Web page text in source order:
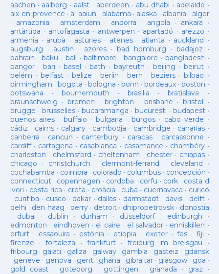
aachen · aalborg · aalst · aberdeen · abu dhabi · adelaide ·
aix-en-provence · al-aaiun · alabama · alaska · albania · alger
· amazonia · amsterdam · andorra · angola · ankara ·
antàrtida · antofagasta · antwerpen · apartadó · arezzo ·
armenia · aruba · asturies· atenes· atlanta · auckland ·
augsburg · austin · azores·bad homburg ·badajoz ·
bahrain ·baku · bali ·baltimore ·bangalore · bangladesh ·
bangor· bari ·basel ·bath · bayreuth ·beijing ·beirut ·
belém · belfast· belize · berlin ·bern ·beziers ·bilbao ·
birmingham · bogota · bologna ·bonn ·bordeaux ·boston ·
botswana · bournemouth ·brasilia ·bratislava ·
braunschweig · bremen ·brighton · brisbane · bristol ·
brugge · brusselles· bucaramanga · bucuresti · budapest·
buenos aires· buffalo · bulgaria · burgos· cabo verde ·
cádiz · cairns· calgary · cambodja · cambridge · canarias·
canberra · cancun · canterbury · caracas · carcassonne ·
cardiff· cartagena · casablanca · casamance · chambéry·
charleston · chelmsford · cheltenham · chester· chiapas ·
chicago · christchurch · clermont-ferrand · cleveland ·
cochabamba · coimbra · colorado · columbus· concepción ·
connecticut· copenhagen · cordoba · corfu · cork · costa d
ivori · costa rica · creta · croàcia · cuba · cuernavaca · curicó
· curitiba · cusco · dakar · dallas · darmstadt· davis · delft ·
delhi · den haag · derry· detroit· dnipropetrovsk· donostia
· dubai · dublín · durham · düsseldorf· edinburgh ·
edmonton · eindhoven · el caire · el salvador · enniskillen ·
erfurt· essaouira · estònia · etiopia · exeter· fes· fiji ·
firenze ·fortaleza · frankfurt· freiburg im breisgau ·
fribourg · galati · galiza · galway· gambia · gasteiz · gdansk
· geneve · genova · gent· ghana · gibraltar· glasgow· goa ·
gold coast · goteborg · gottingen · granada · graz ·